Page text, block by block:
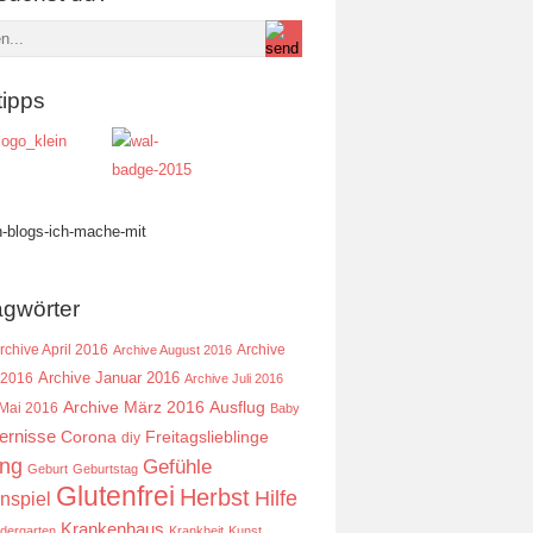
April 2016 Archive August 2016 Archive
Archive Januar 2016 Archive Juli 2016
2016 Archive März 2016 Ausflug Baby
Corona diy Freitagslieblinge
Geburt Geburtstag Gefühle
Glutenfrei Herbst Hilfe
Krankenhaus